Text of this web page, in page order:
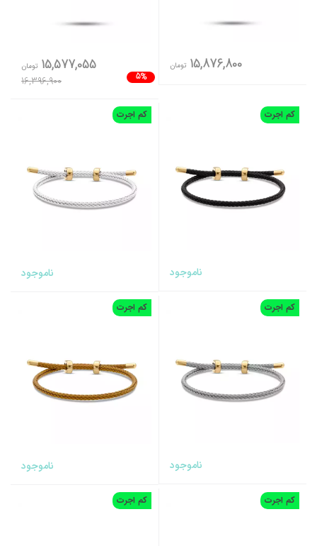
15,876,800 تومان
5%
15,577,055 تومان
16,396,900
کم اجرت
ناموجود
کم اجرت
ناموجود
کم اجرت
ناموجود
کم اجرت
ناموجود
کم اجرت کم اجرت